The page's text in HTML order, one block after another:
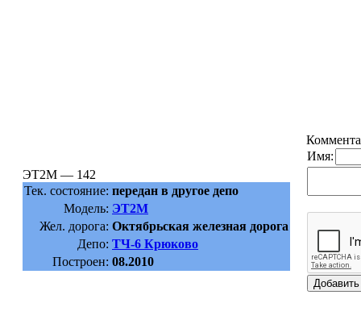
ЭТ2М — 142
Тек. состояние: передан в другое депо
Модель: ЭТ2М
Жел. дорога: Октябрьская железная дорога
Депо: ТЧ-6 Крюково
Построен: 08.2010
Имя: